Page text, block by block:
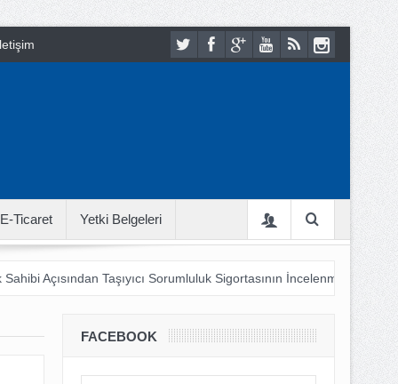
E-Ticaret Yetki Belgeleri
Sahibi Açısından Taşıyıcı Sorumluluk Sigortasının İncelenmesi
Şehir Lojistiği 21. Yüzyıl Hayatına Nasıl
FACEBOOK